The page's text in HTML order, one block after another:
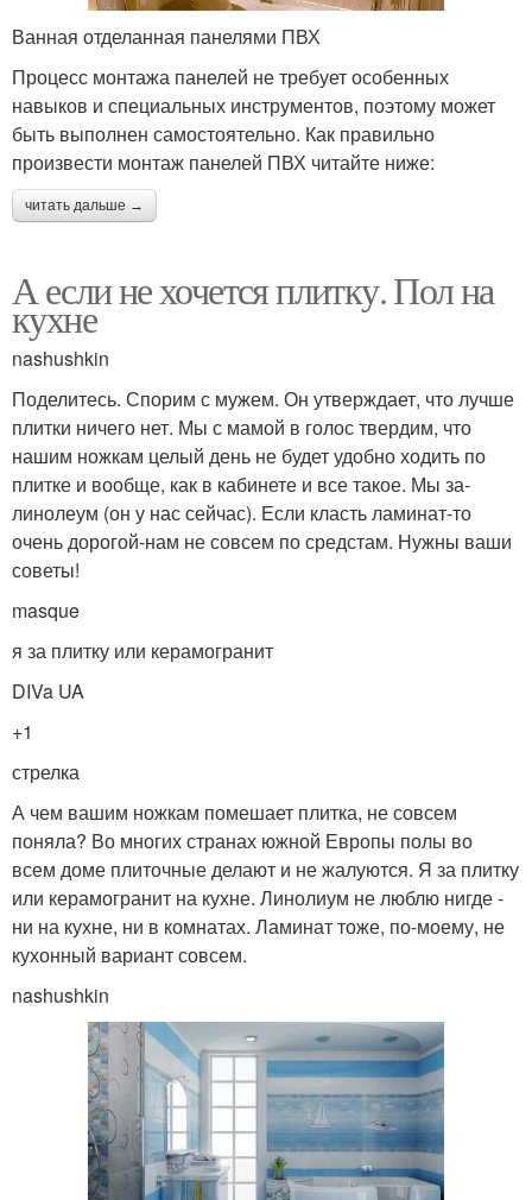
Ванная отделанная панелями ПВХ
Процесс монтажа панелей не требует особенных
навыков и специальных инструментов, поэтому может
быть выполнен самостоятельно. Как правильно
произвести монтаж панелей ПВХ читайте ниже:
читать дальше →
А если не хочется плитку. Пол на
кухне
nashushkin
Поделитесь. Спорим с мужем. Он утверждает, что лучше
плитки ничего нет. Мы с мамой в голос твердим, что
нашим ножкам целый день не будет удобно ходить по
плитке и вообще, как в кабинете и все такое. Мы за-
линолеум (он у нас сейчас). Если класть ламинат-то
очень дорогой-нам не совсем по средстам. Нужны ваши
советы!
masque
я за плитку или керамогранит
DIVa UA
+1
стрелка
А чем вашим ножкам помешает плитка, не совсем
поняла? Во многих странах южной Европы полы во
всем доме плиточные делают и не жалуются. Я за плитку
или керамогранит на кухне. Линолиум не люблю нигде -
ни на кухне, ни в комнатах. Ламинат тоже, по-моему, не
кухонный вариант совсем.
nashushkin